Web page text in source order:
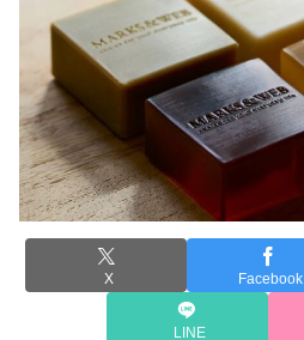
X Facebook
LINE